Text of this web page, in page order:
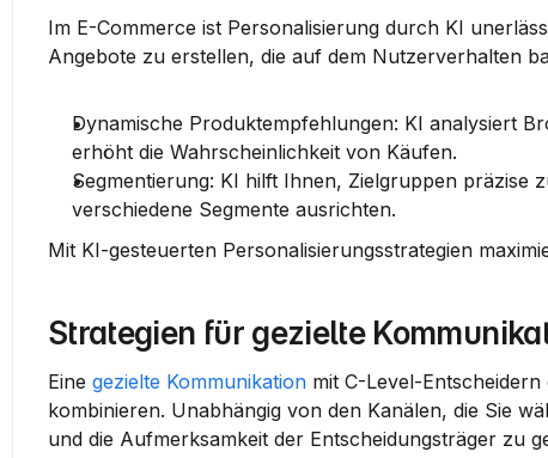
Im E-Commerce ist Personalisierung durch KI
Angebote zu erstellen, die auf dem Nutzerverhalten
Dynamische Produktempfehlungen: KI analysiert
erhöht die Wahrscheinlichkeit von Käufen.
Segmentierung: KI hilft Ihnen, Zielgruppen präzise
verschiedene Segmente ausrichten.
Mit KI-gesteuerten Personalisierungsstrategien
Strategien für gezielte
Eine gezielte Kommunikation mit C-Level-
kombinieren. Unabhängig von den Kanälen, die Sie
und die Aufmerksamkeit der Entscheidungsträger zu